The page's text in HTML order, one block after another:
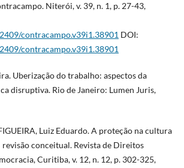
Niterói, v. 39, n. 1, p. 27-43,
contracampo.v39i1.38901 DOI:
contracampo.v39i1.38901
Uberização do trabalho: aspectos da
disruptiva. Rio de Janeiro: Lumen Juris,
Luiz Eduardo. A proteção na cultura
conceitual. Revista de Direitos
Curitiba, v. 12, n. 12, p. 302-325,